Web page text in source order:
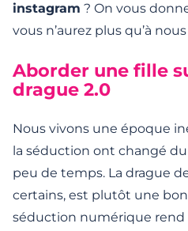
instagram ? On vous
vous n’aurez plus qu’à
Aborder une fille
drague 2.0
Nous vivons une époque
la séduction ont changé
peu de temps. La drague
certains, est plutôt une
séduction numérique rend